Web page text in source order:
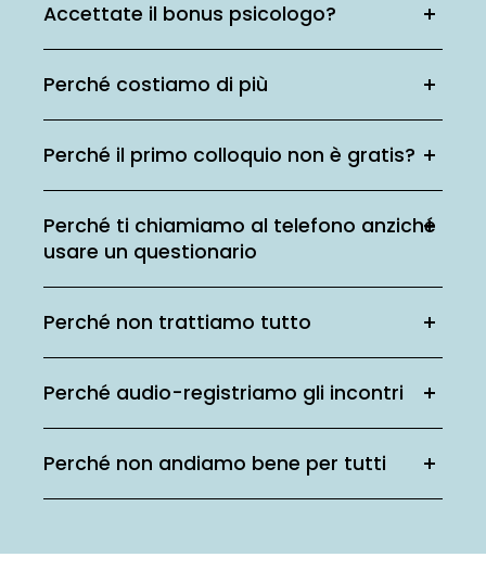
Accettate il bonus psicologo?
Perché costiamo di più
Perché il primo colloquio non è gratis?
Perché ti chiamiamo al telefono anziché
usare un questionario
Perché non trattiamo tutto
Perché audio-registriamo gli incontri
Perché non andiamo bene per tutti